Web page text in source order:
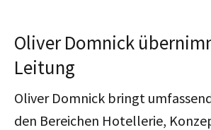
Oliver Domnick
Leitung
Oliver Domnick bringt
den Bereichen Hotellerie,